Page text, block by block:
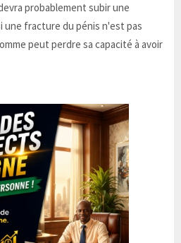
probablement subir une
une fracture du pénis n'est pas
peut perdre sa capacité à avoir